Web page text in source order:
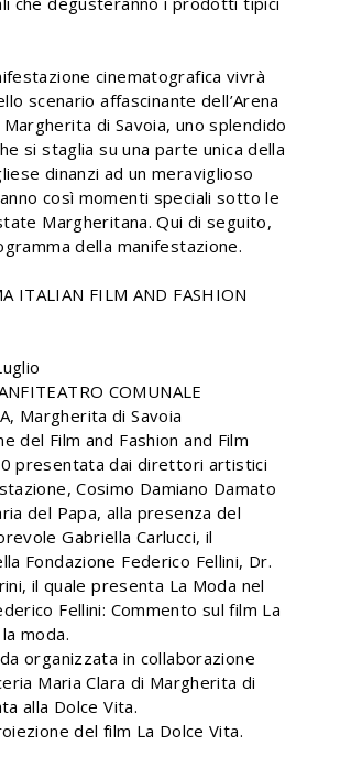
cinematografica vivrà
scenario affascinante dell’Arena
Margherita di Savoia, uno splendido
si staglia su una parte unica della
dinanzi ad un meraviglioso
così momenti speciali sotto le
Margheritana. Qui di seguito,
della manifestazione.
ITALIAN FILM AND FASHION
COMUNALE
Margherita di Savoia
del Film and Fashion and Film
presentata dai direttori artistici
Cosimo Damiano Damato
del Papa, alla presenza del
Gabriella Carlucci, il
Fondazione Federico Fellini, Dr.
il quale presenta La Moda nel
Fellini: Commento sul film La
moda.
organizzata in collaborazione
Maria Clara di Margherita di
alla Dolce Vita.
del film La Dolce Vita.